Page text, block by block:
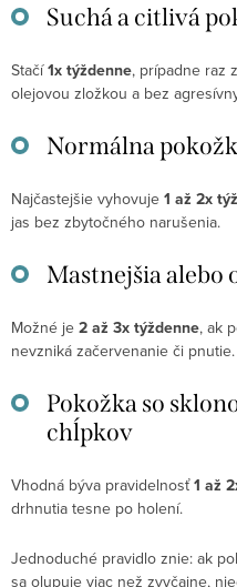
Suchá a citlivá
Stačí1x týždenne, prípadne raz
olejovou zložkou a bez
Normálna
Najčastejšie vyhovuje 1 až 2x
jas bez zbytočného narušenia.
Mastnejšia alebo
Možné je 2 až 3x týždenne, ak
nevzniká začervenanie či pnutie.
Pokožka so
chĺpkov
Vhodná býva pravidelnosť1 až
drhnutia tesne po holení.
Jednoduché pravidlo znie: ak
sa olupuje viac než zvyčajne,